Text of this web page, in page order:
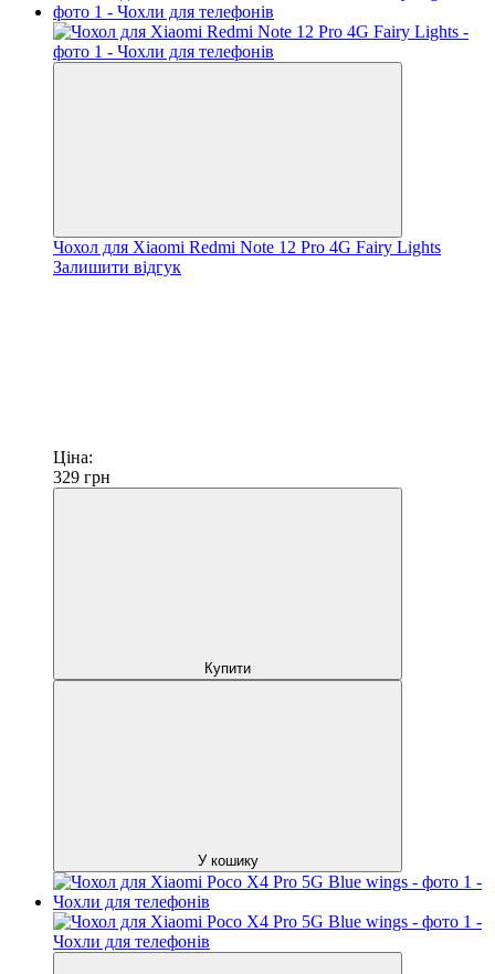
Чохол для Xiaomi Redmi Note 12 Pro 4G Fairy Lights
Залишити відгук
Ціна:
329 грн
Купити
У кошику